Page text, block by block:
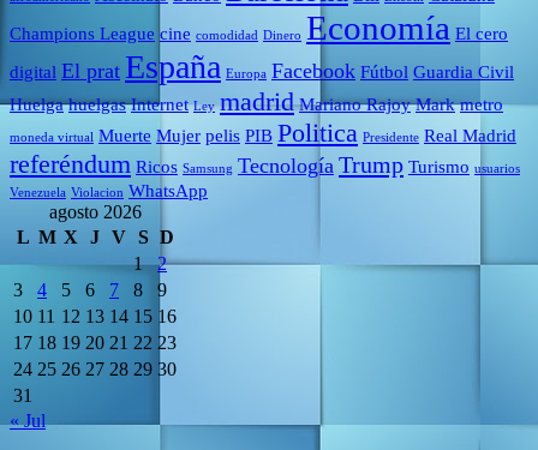
Champions League cine comodidad Dinero Economía El cero
digital El prat España Europa Facebook Fútbol Guardia Civil
Huelga huelgas Internet Ley madrid Mariano Rajoy Mark metro
moneda virtual Muerte Mujer pelis PIB Politica Presidente Real Madrid
referéndum Ricos Samsung Tecnología Trump Turismo usuarios
Venezuela Violacion WhatsApp
agosto 2026
L M X J V S D
1
2
3
4 5 6 7 8
9
10 11 12 13 14 15 16
17 18 19 20 21 22 23
24 25 26 27 28 29 30
31
« Jul